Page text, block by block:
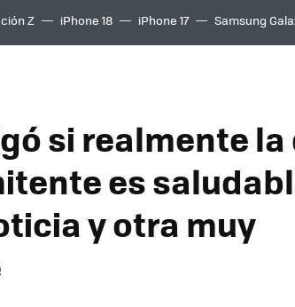
Z iPhone 18 iPhone 17 Samsung
si realmente
es
y otra muy